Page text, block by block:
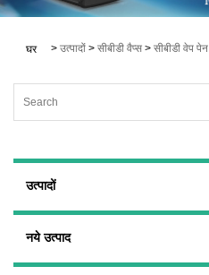
घर > उत्पादों > सीबीडी वैप्स > सीबीडी वेप पेन
उत्पादों
नये उत्पाद